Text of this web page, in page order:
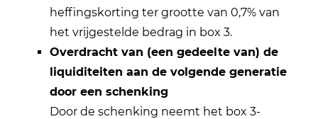
heffingskorting ter grootte van 0,7% van
het vrijgestelde bedrag in box 3.
Overdracht van (een gedeelte van) de
liquiditeiten aan de volgende generatie
door een schenking
Door de schenking neemt het box 3-